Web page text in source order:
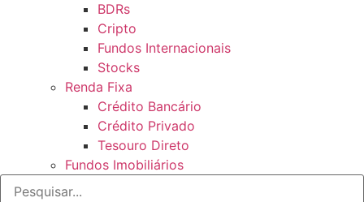
BDRs
Cripto
Fundos Internacionais
Stocks
Renda Fixa
Crédito Bancário
Crédito Privado
Tesouro Direto
Fundos Imobiliários